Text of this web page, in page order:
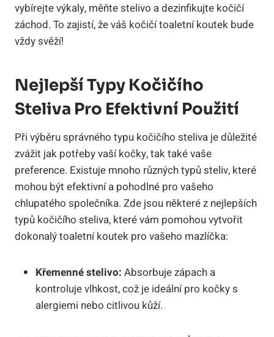
vybírejte výkaly, měňte stelivo a dezinfikujte kočičí
záchod. To zajistí, že váš kočičí toaletní koutek bude
vždy svěží!
Nejlepší Typy Kočičího
Steliva Pro Efektivní Použití
Při výběru správného typu kočičího steliva je důležité
zvážit jak potřeby vaší kočky, tak také vaše
preference. Existuje mnoho různých typů steliv, které
mohou být efektivní a pohodlné pro vašeho
chlupatého společníka. Zde jsou některé z nejlepších
typů kočičího steliva, které vám pomohou vytvořit
dokonalý toaletní koutek pro vašeho mazlíčka:
Křemenné stelivo: Absorbuje zápach a
kontroluje vlhkost, což je ideální pro kočky s
alergiemi nebo citlivou kůží.